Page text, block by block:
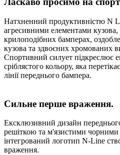
Натхненний продуктивністю N
агресивними елементами
крилоподібних бамперах,
кузова та здвоєних хромованих
Спортивний силует підкреслює
сріблястого кольору, яка
лінії переднього бампера.
Сильне перше враження.
Ексклюзивний дизайн
решіткою та м'язистими
інтегрований логотип N-Line
враження.